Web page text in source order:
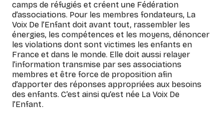
camps de réfugiés et créent une Fédération
d’associations. Pour les membres fondateurs, La
Voix De l’Enfant doit avant tout, rassembler les
énergies, les compétences et les moyens, dénoncer
les violations dont sont victimes les enfants en
France et dans le monde. Elle doit aussi relayer
l’information transmise par ses associations
membres et être force de proposition afin
d’apporter des réponses appropriées aux besoins
des enfants. C’est ainsi qu’est née La Voix De
l’Enfant.